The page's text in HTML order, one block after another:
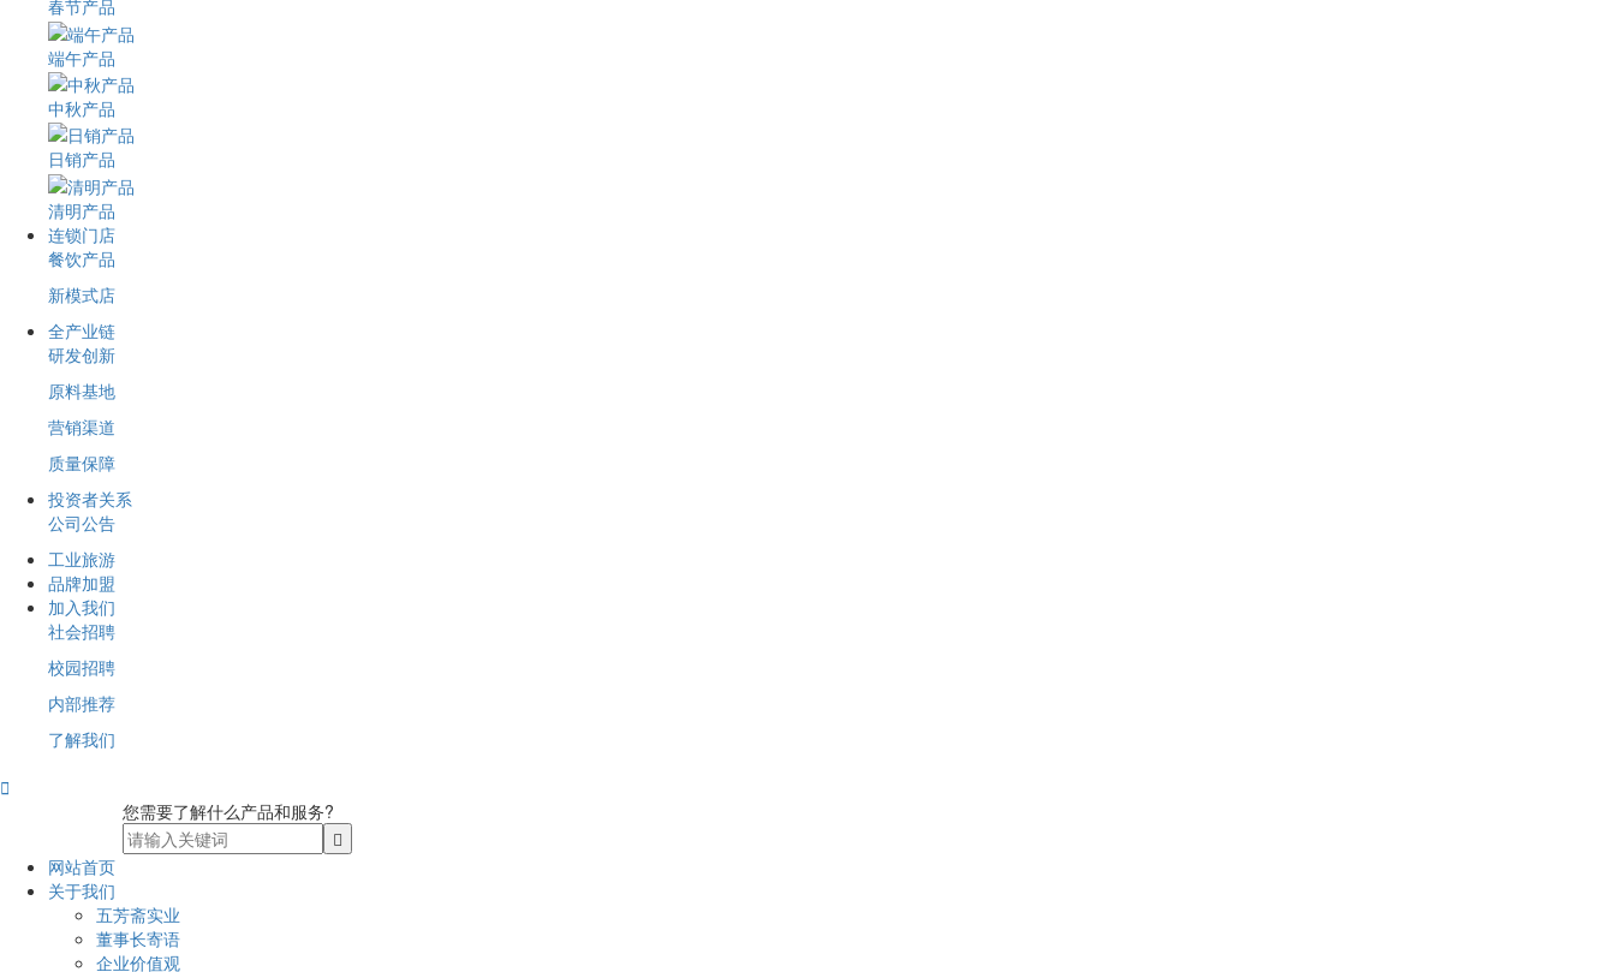
春节产品
端午产品
中秋产品
日销产品
清明产品
连锁门店
餐饮产品
新模式店
全产业链
研发创新
原料基地
营销渠道
质量保障
投资者关系
公司公告
工业旅游
品牌加盟
加入我们
社会招聘
校园招聘
内部推荐
了解我们

您需要了解什么产品和服务?
网站首页
关于我们
五芳斋实业
董事长寄语
企业价值观